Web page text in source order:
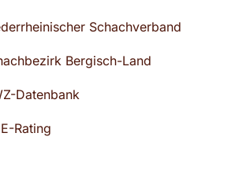
Schachverband
Bergisch-Land
Datenbank
Rating